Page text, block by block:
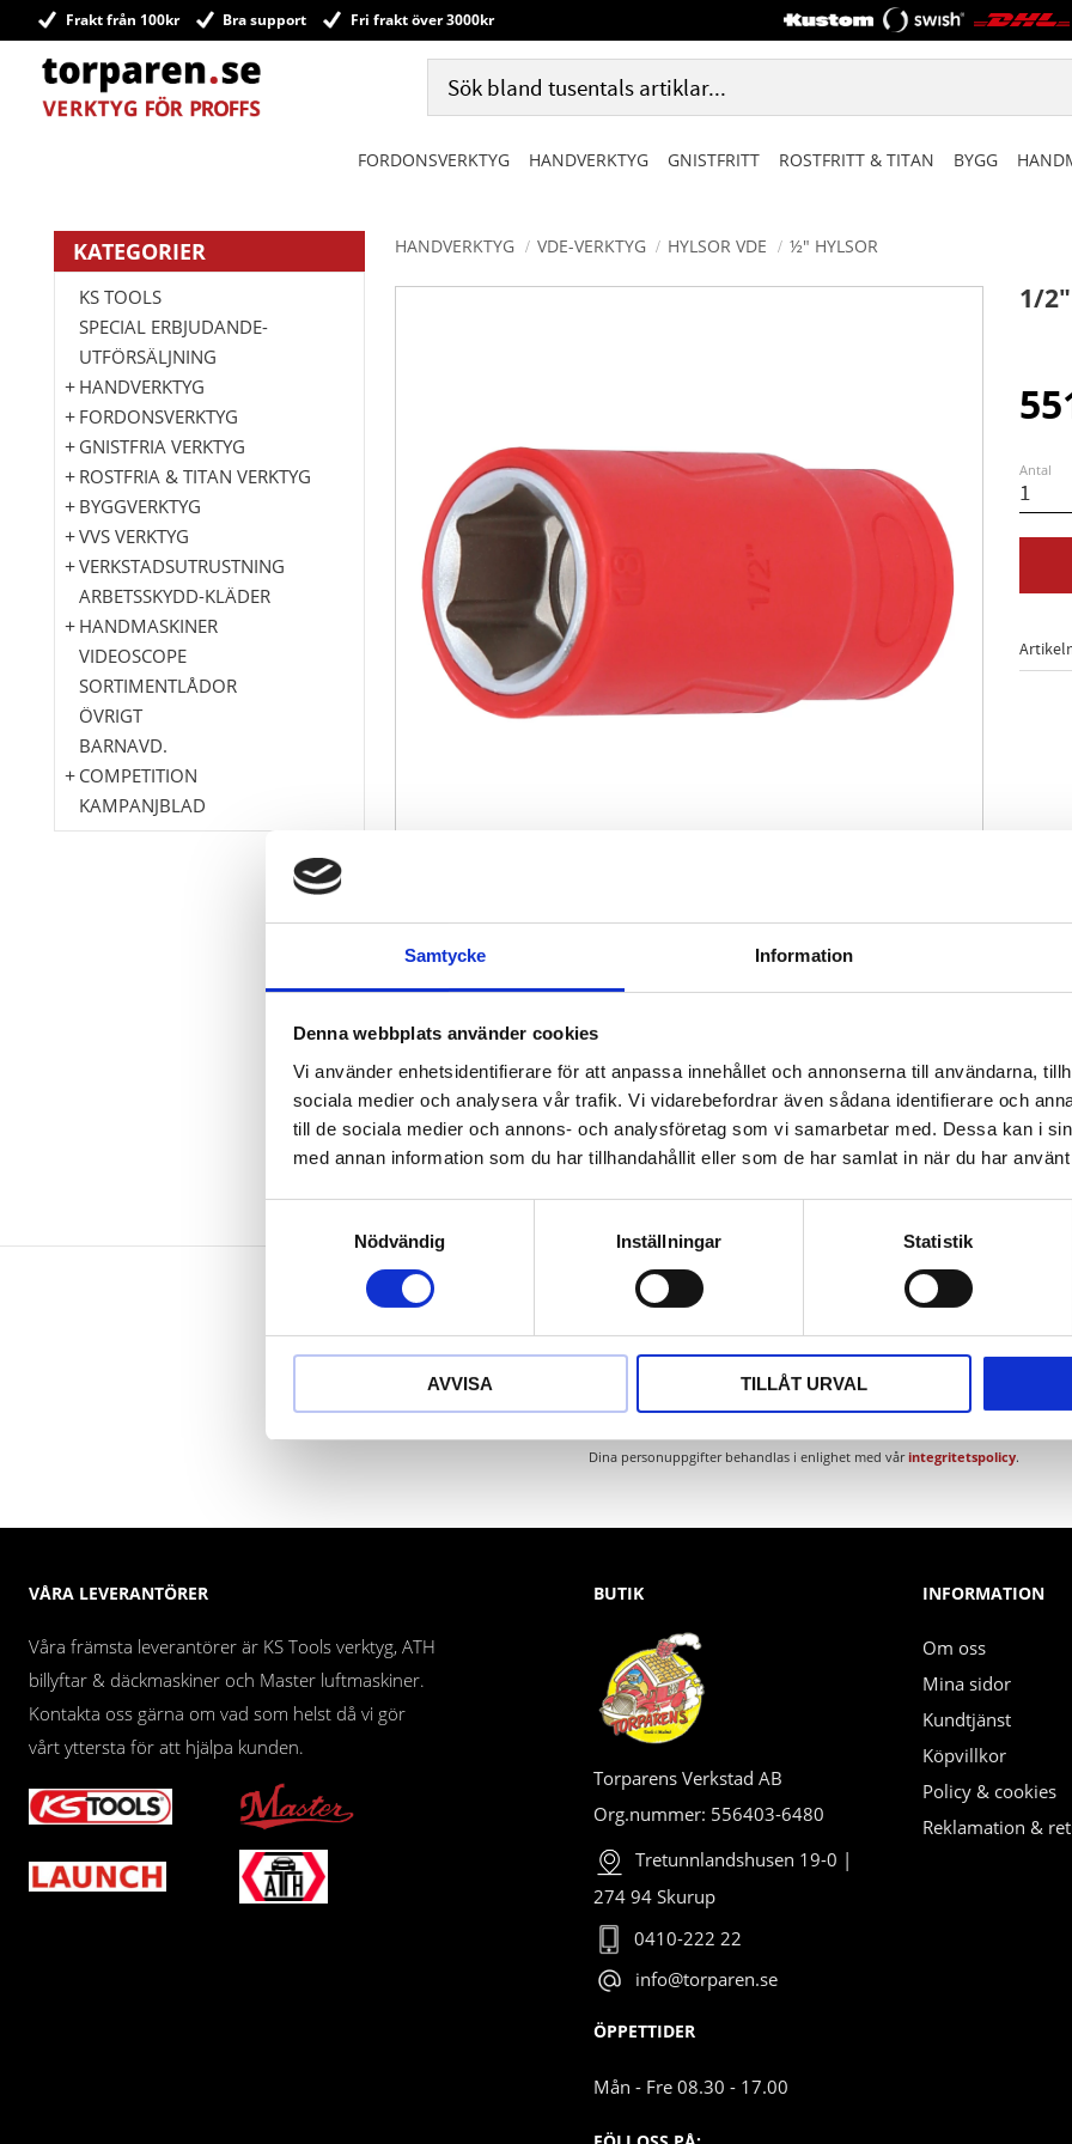
Samtycke Information
Denna webbplats använder cookies
Vi använder enhetsidentifierare för att anpassa innehållet och annonserna till användarna,
sociala medier och analysera vår trafik. Vi vidarebefordrar även sådana identifierare och
till de sociala medier och annons- och analysföretag som vi samarbetar med. Dessa kan i
med annan information som du har tillhandahållit eller som de har samlat in när du har
Nödvändig
Inställningar Statistik
AVVISA TILLÅT URVAL
Frakt från 100kr Bra support Fri frakt över 3000kr
FORDONSVERKTYG HANDVERKTYG GNISTFRITT ROSTFRITT & TITAN BYGG
HANDVERKTYG VDE-VERKTYG HYLSOR VDE ½" HYLSOR
1/2"
Antal
6-kant
FlankTraction-profil
Liknande DIN 7448
Isolering enligt IEC 60900
Krom vanadium
KATEGORIER
KS TOOLS
SPECIAL ERBJUDANDE-
UTFÖRSÄLJNING
HANDVERKTYG
FORDONSVERKTYG
GNISTFRIA VERKTYG
ROSTFRIA & TITAN VERKTYG
BYGGVERKTYG
VVS VERKTYG
VERKSTADSUTRUSTNING
ARBETSSKYDD-KLÄDER
HANDMASKINER
VIDEOSCOPE
SORTIMENTLÅDOR
ÖVRIGT
BARNAVD.
COMPETITION
KAMPANJBLAD
Dina personuppgifter behandlas i enlighet med vårintegritetspolicy.
VÅRA LEVERANTÖRER
Våra främsta leverantörer är KS Tools verktyg, ATH
billyftar & däckmaskiner och Master luftmaskiner.
Kontakta oss gärna om vad som helst då vi gör
vårt yttersta för att hjälpa kunden.
BUTIK
Torparens Verkstad AB
Org.nummer: 556403-6480
Tretunnlandshusen 19-0 |
274 94 Skurup
0410-222 22
info@torparen.se
ÖPPETTIDER
Mån - Fre 08.30 - 17.00
INFORMATION
Om oss
Mina sidor
Kundtjänst
Köpvillkor
Policy & cookies
Reklamation &